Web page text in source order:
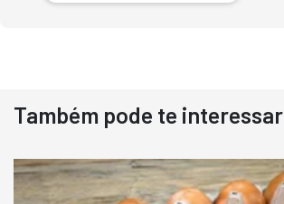
Destaque
Usado
Pá Carregadeira Cat 966
Ano 1987
Também pode te interessar